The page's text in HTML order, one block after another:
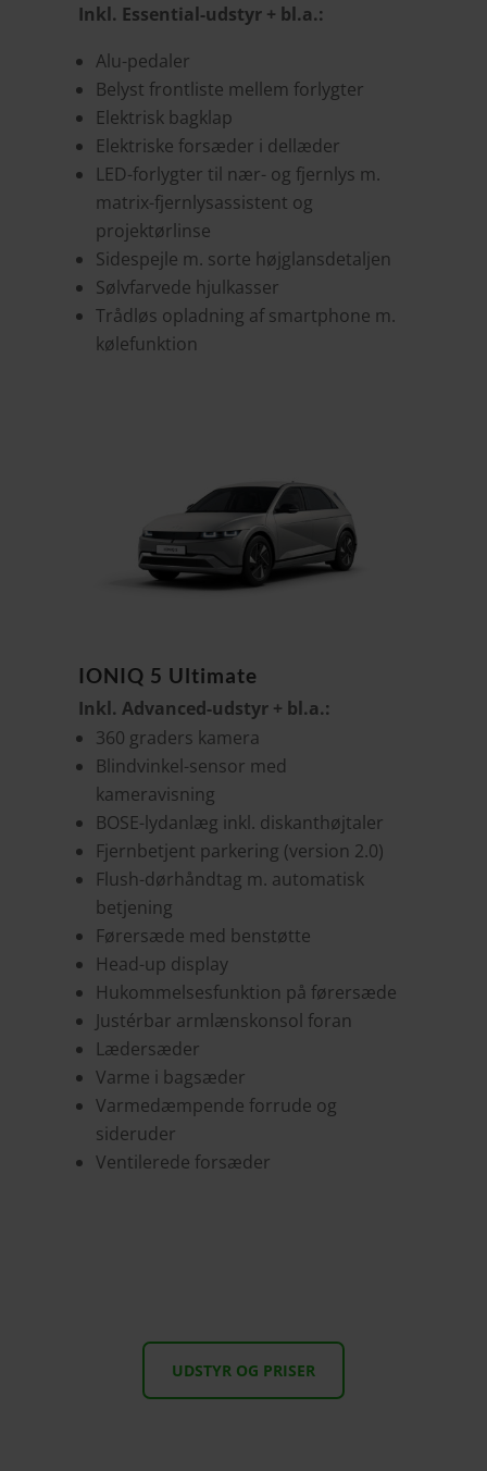
Inkl. Essential-udstyr + bl.a.:
Alu-pedaler
Belyst frontliste mellem forlygter
Elektrisk bagklap
Elektriske forsæder i dellæder
LED-forlygter til nær- og fjernlys m.
matrix-fjernlysassistent og
projektørlinse
Sidespejle m. sorte højglansdetaljen
Sølvfarvede hjulkasser
Trådløs opladning af smartphone m.
kølefunktion
IONIQ 5 Ultimate
Inkl. Advanced-udstyr + bl.a.:
360 graders kamera
Blindvinkel-sensor med
kameravisning
BOSE-lydanlæg inkl. diskanthøjtaler
Fjernbetjent parkering (version 2.0)
Flush-dørhåndtag m. automatisk
betjening
Førersæde med benstøtte
Head-up display
Hukommelsesfunktion på førersæde
Justérbar armlænskonsol foran
Lædersæder
Varme i bagsæder
Varmedæmpende forrude og
sideruder
Ventilerede forsæder
UDSTYR OG PRISER